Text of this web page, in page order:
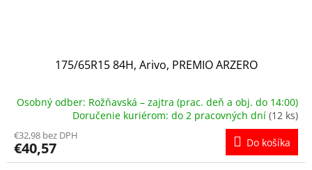
175/65R15 84H, Arivo, PREMIO ARZERO
Osobný odber: Rožňavská – zajtra (prac. deň a obj. do 14:00)
Doručenie kuriérom: do 2 pracovných dní (12 ks)
€32,98 bez DPH
€40,57 Do košíka